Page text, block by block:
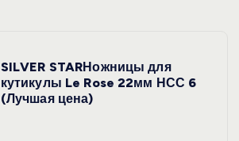
SILVER STARНожницы для
кутикулы Le Rose 22мм НСС 6
(Лучшая цена)